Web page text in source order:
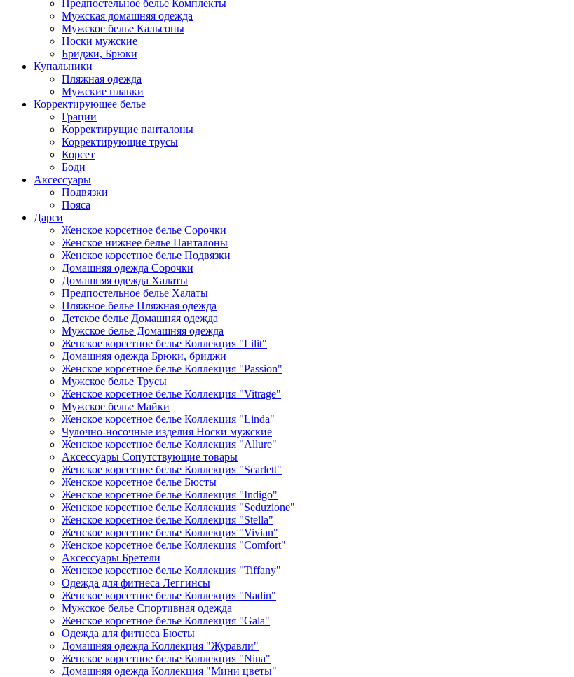
Предпостельное белье Комплекты
Мужская домашняя одежда
Мужское белье Кальсоны
Носки мужские
Бриджи, Брюки
Купальники
Пляжная одежда
Мужские плавки
Корректирующее белье
Грации
Корректирущие панталоны
Корректирующие трусы
Корсет
Боди
Аксессуары
Подвязки
Пояса
Дарси
Женское корсетное белье Сорочки
Женское нижнее белье Панталоны
Женское корсетное белье Подвязки
Домашняя одежда Сорочки
Домашняя одежда Халаты
Предпостельное белье Халаты
Пляжное белье Пляжная одежда
Детское белье Домашняя одежда
Мужское белье Домашняя одежда
Женское корсетное белье Коллекция "Lilit"
Домашняя одежда Брюки, бриджи
Женское корсетное белье Коллекция "Passion"
Мужское белье Трусы
Женское корсетное белье Коллекция "Vitrage"
Мужское белье Майки
Женское корсетное белье Коллекция "Linda"
Чулочно-носочные изделия Носки мужские
Женское корсетное белье Коллекция "Allure"
Аксессуары Сопутствующие товары
Женское корсетное белье Коллекция "Scarlett"
Женское корсетное белье Бюсты
Женское корсетное белье Коллекция "Indigo"
Женское корсетное белье Коллекция "Seduzione"
Женское корсетное белье Коллекция "Stella"
Женское корсетное белье Коллекция "Vivian"
Женское корсетное белье Коллекция "Comfort"
Аксессуары Бретели
Женское корсетное белье Коллекция "Tiffany"
Одежда для фитнеса Леггинсы
Женское корсетное белье Коллекция "Nadin"
Мужское белье Спортивная одежда
Женское корсетное белье Коллекция "Gala"
Одежда для фитнеса Бюсты
Домашняя одежда Коллекция "Журавли"
Женское корсетное белье Коллекция "Nina"
Домашняя одежда Коллекция "Мини цветы"